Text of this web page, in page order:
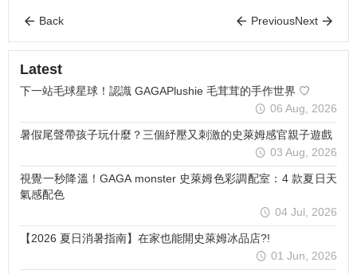
Back PreviousNext
Latest
下一站毛球星球！認識 GAGAPlushie 毛茸茸的手作世界 ♡
06 Aug, 2026
暑假尾聲帶孩子玩什麼？三個紓壓又刺激的史萊姆感官親子遊戲
03 Aug, 2026
視覺一秒降溫！GAGA monster 史萊姆色彩調配室：4 款夏日天
氣感配色
04 Jul, 2026
【2026 夏日消暑指南】在家也能開史萊姆冰品店?!
01 Jun, 2026